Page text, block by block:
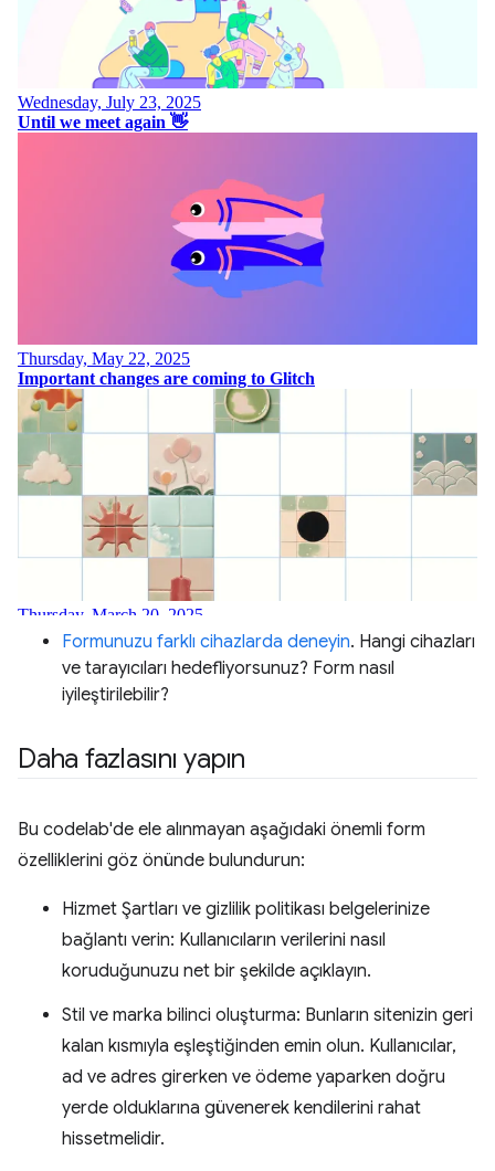
Formunuzu farklı cihazlarda deneyin. Hangi cihazları
ve tarayıcıları hedefliyorsunuz? Form nasıl
iyileştirilebilir?
Daha fazlasını yapın
Bu codelab'de ele alınmayan aşağıdaki önemli form
özelliklerini göz önünde bulundurun:
Hizmet Şartları ve gizlilik politikası belgelerinize
bağlantı verin: Kullanıcıların verilerini nasıl
koruduğunuzu net bir şekilde açıklayın.
Stil ve marka bilinci oluşturma: Bunların sitenizin geri
kalan kısmıyla eşleştiğinden emin olun. Kullanıcılar,
ad ve adres girerken ve ödeme yaparken doğru
yerde olduklarına güvenerek kendilerini rahat
hissetmelidir.